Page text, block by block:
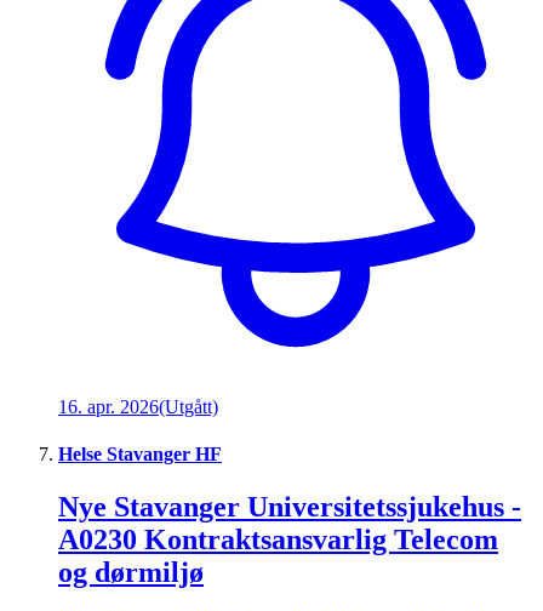
16. apr. 2026(Utgått)
Helse Stavanger HF
Nye Stavanger Universitetssjukehus -
A0230 Kontraktsansvarlig Telecom
og dørmiljø